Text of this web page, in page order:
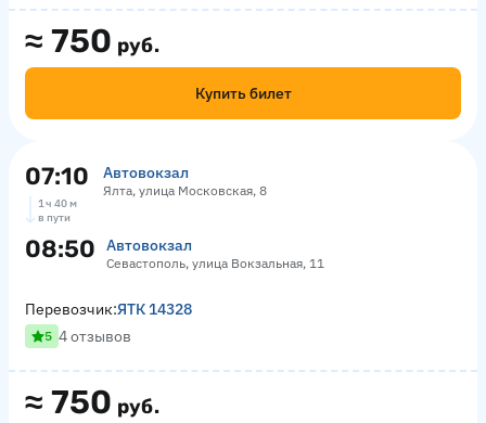
≈ 750 руб.
Купить билет
07:10 Автовокзал
Ялта, улица Московская, 8
1 ч 40 м
в пути
08:50 Автовокзал
Севастополь, улица Вокзальная, 11
≈ 750 руб.
Перевозчик:ЯТК 14328
5 4 отзывов